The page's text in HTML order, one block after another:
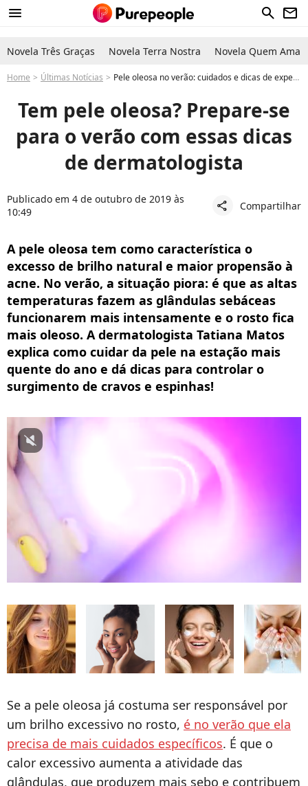
menu search newsletter
Novela Três Graças Novela Terra Nostra Novela Quem Ama
Home Últimas Notícias Pele oleosa no verão: cuidados e dicas de expert para evitar o aumento da oleosidade
Tem pele oleosa? Prepare-se
para o verão com essas dicas
de dermatologista
Publicado em 4 de outubro de 2019 às
10:49
share Compartilhar
A pele oleosa tem como característica o
excesso de brilho natural e maior propensão à
acne. No verão, a situação piora: é que as altas
temperaturas fazem as glândulas sebáceas
funcionarem mais intensamente e o rosto fica
mais oleoso. A dermatologista Tatiana Matos
explica como cuidar da pele na estação mais
quente do ano e dá dicas para controlar o
surgimento de cravos e espinhas!
Se a pele oleosa já costuma ser responsável por
um brilho excessivo no rosto, é no verão que ela
precisa de mais cuidados específicos. É que o
calor excessivo aumenta a atividade das
glândulas, que produzem mais sebo e contribuem